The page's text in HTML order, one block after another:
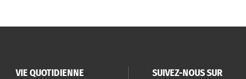
VIE QUOTIDIENNE
SUIVEZ-NOUS SUR